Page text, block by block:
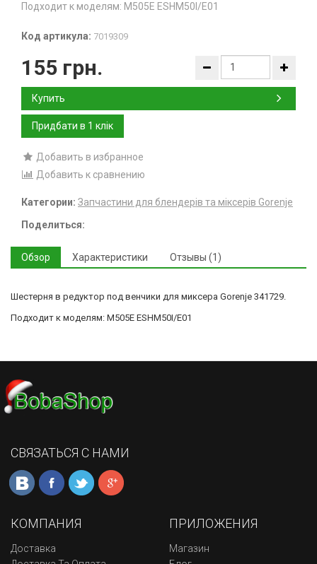
Подходит к моделям: M505E ESHM50I/E01
Код артикула: 7019309
155 грн.
Купить
Добавить в избранное
Добавить к сравнению
Категории: Запчастини для блендерів та міксерів Gorenje
Поделиться:
Обзор Характеристики Отзывы (1)
Шестерня в редуктор под венчики для миксера Gorenje 341729.
Подходит к моделям: M505E ESHM50I/E01
СВЯЗАТЬСЯ С НАМИ
КОМПАНИЯ
Доставка
ПРИЛОЖЕНИЯ
Магазин